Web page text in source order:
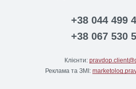
+38 044 499
+38 067 530
Клієнти:
Реклама та ЗМІ: